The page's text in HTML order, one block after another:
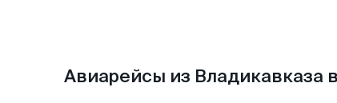
Авиарейсы из